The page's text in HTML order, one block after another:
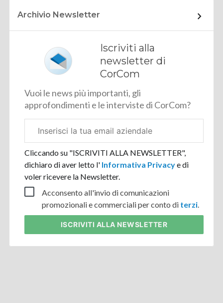
Archivio Newsletter
Iscriviti alla
newsletter di
CorCom
Vuoi le news più importanti, gli
approfondimenti e le interviste di CorCom?
aziendale
Cliccando su "ISCRIVITI ALLA NEWSLETTER",
dichiaro di aver letto l' Informativa Privacye di
voler ricevere la Newsletter.
Acconsento all'invio di comunicazioni
promozionali e commerciali per conto di terzi.
ISCRIVITI ALLA NEWSLETTER